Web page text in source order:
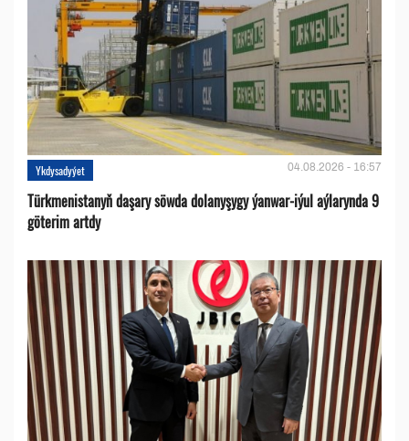
Ykdysadyýet 04.08.2026 - 16:57
Türkmenistanyň daşary söwda dolanyşygy ýanwar-iýul aýlarynda 9
göterim artdy